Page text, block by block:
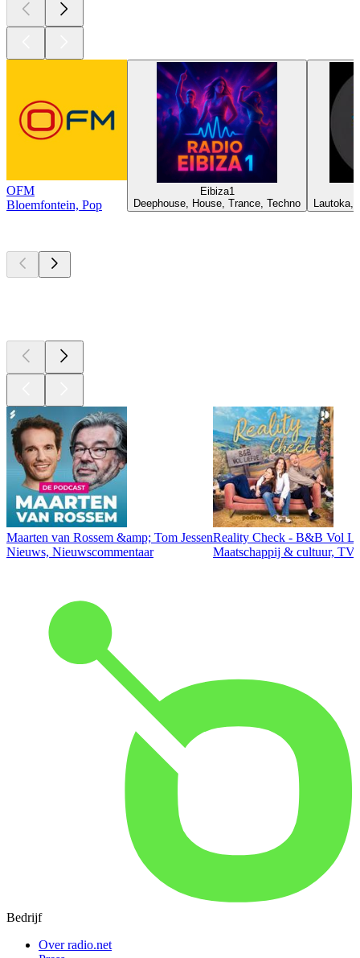
OFM
Bloemfontein, Pop
Eibiza1
Deephouse, House, Trance, Techno
Maarten van Rossem &amp; Tom Jessen
Nieuws, Nieuwscommentaar
Reality Check - B&B Vol
Maatschappij & cultuur,
Bedrijf
Over radio.net